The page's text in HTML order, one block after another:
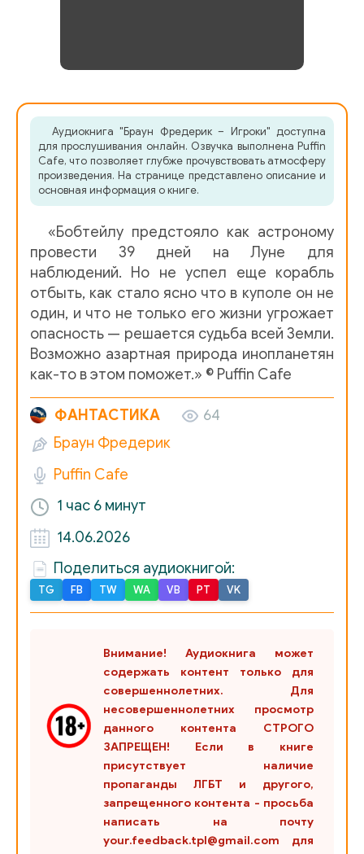
Аудиокнига "Браун Фредерик – Игроки" доступна
для прослушивания онлайн. Озвучка выполнена Puffin
Cafe, что позволяет глубже прочувствовать атмосферу
произведения. На странице представлено описание и
основная информация о книге.
«Бобтейлу предстояло как астроному
провести 39 дней на Луне для
наблюдений. Но не успел еще корабль
отбыть, как стало ясно что в куполе он не
один, и что не только его жизни угрожает
опасность — решается судьба всей Земли.
Возможно азартная природа инопланетян
как-то в этом поможет.» © Puffin Cafe
ФАНТАСТИКА
64
Браун Фредерик
Puffin Cafe
1 час 6 минут
14.06.2026
Поделиться аудиокнигой:
TG FB TW WA VB PT VK
Внимание! Аудиокнига может
содержать контент только для
совершеннолетних. Для
несовершеннолетних просмотр
данного контента СТРОГО
ЗАПРЕЩЕН! Если в книге
присутствует наличие
пропаганды ЛГБТ и другого,
запрещенного контента - просьба
написать на почту
your.feedback.tpl@gmail.com для